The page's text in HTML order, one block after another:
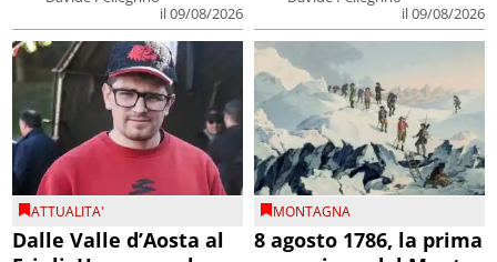
il 09/08/2026
il 09/08/2026
ATTUALITA'
Dalle Valle d’Aosta al
MONTAGNA
8 agosto 1786, la prima